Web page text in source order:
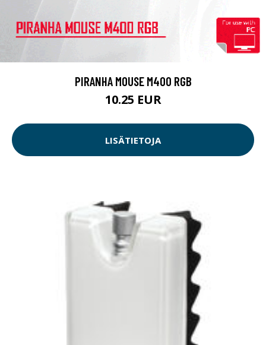
PIRANHA MOUSE M400 RGB
10.25 EUR
LISÄTIETOJA